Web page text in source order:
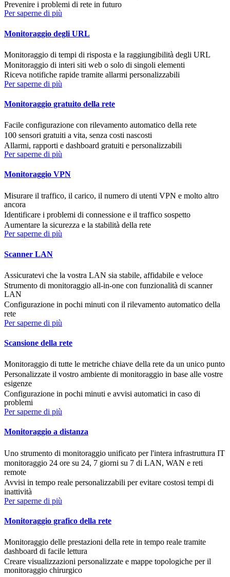
Prevenire i problemi di rete in futuro
Per saperne di più
Monitoraggio degli URL
Monitoraggio di tempi di risposta e la raggiungibilità degli URL
Monitoraggio di interi siti web o solo di singoli elementi
Riceva notifiche rapide tramite allarmi personalizzabili
Per saperne di più
Monitoraggio gratuito della rete
Facile configurazione con rilevamento automatico della rete
100 sensori gratuiti a vita, senza costi nascosti
Allarmi, rapporti e dashboard gratuiti e personalizzabili
Per saperne di più
Monitoraggio VPN
Misurare il traffico, il carico, il numero di utenti VPN e molto altro
ancora
Identificare i problemi di connessione e il traffico sospetto
Aumentare la sicurezza e la stabilità della rete
Per saperne di più
Scanner LAN
Assicuratevi che la vostra LAN sia stabile, affidabile e veloce
Strumento di monitoraggio all-in-one con funzionalità di scanner
LAN
Configurazione in pochi minuti con il rilevamento automatico della
rete
Per saperne di più
Scansione della rete
Monitoraggio di tutte le metriche chiave della rete da un unico punto
Personalizzate il vostro ambiente di monitoraggio in base alle vostre
esigenze
Configurazione in pochi minuti e avvisi automatici in caso di
problemi
Per saperne di più
Monitoraggio a distanza
Uno strumento di monitoraggio unificato per l'intera infrastruttura IT
monitoraggio 24 ore su 24, 7 giorni su 7 di LAN, WAN e reti
remote
Avvisi in tempo reale personalizzabili per evitare costosi tempi di
inattività
Per saperne di più
Monitoraggio grafico della rete
Monitoraggio delle prestazioni della rete in tempo reale tramite
dashboard di facile lettura
Creare visualizzazioni personalizzate e mappe topologiche per il
monitoraggio chirurgico